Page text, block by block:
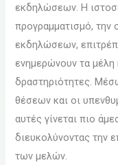
εκδηλώσεων. Η
προγραμματισμό,
εκδηλώσεων,
ενημερώνουν τα μέλη
δραστηριότητες.
θέσεων και οι
αυτές γίνεται πιο
διευκολύνοντας την
των μελών.